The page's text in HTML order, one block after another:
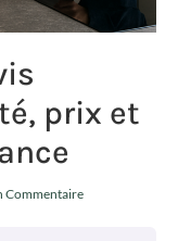
prix et
Commentaire